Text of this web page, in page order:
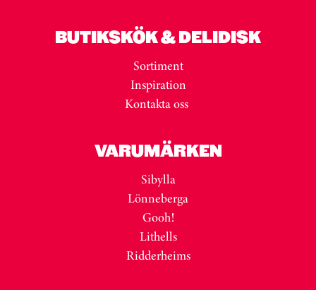
BUTIKSKÖK & DELIDISK
Sortiment
Inspiration
Kontakta oss
VARUMÄRKEN
Sibylla
Lönneberga
Gooh!
Lithells
Ridderheims